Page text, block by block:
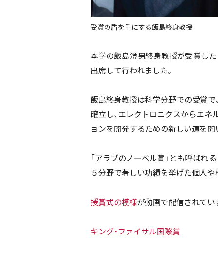
受賞の盾を手にする飯島終身教授
本学の飯島澄男終身教授が受賞した
出席して行われました。
飯島終身教授は科学分野での受賞で
確立し、エレクトロニクスからエネ
ョンを開発するための新しい道を開
「アラブのノーベル賞」とも呼ばれ
５分野で著しい功績を挙げた個人
授賞式の模様が動画で配信されてい
キング・ファイサル国際賞